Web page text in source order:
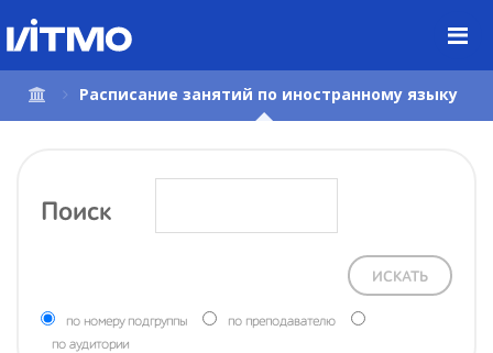
содержимому
страницы.
Расписание занятий по иностранному языку
Поиск
ИСКАТЬ
по номеру подгруппы
по преподавателю
по аудитории